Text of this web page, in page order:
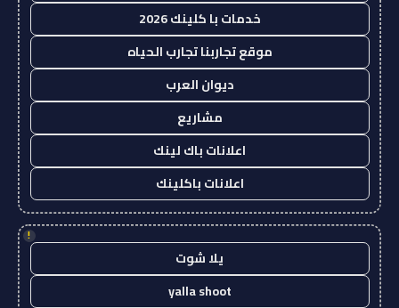
خدمات با كلينك 2026
موقع تجاربنا تجارب الحياه
ديوان العرب
مشاريع
اعلانات باك لينك
اعلانات باكلينك
!
يلا شوت
yalla shoot